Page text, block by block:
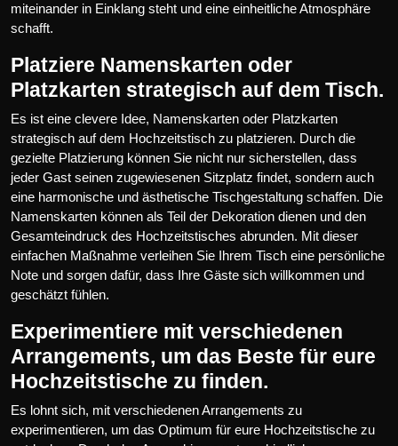
miteinander in Einklang steht und eine einheitliche Atmosphäre
schafft.
Platziere Namenskarten oder
Platzkarten strategisch auf dem Tisch.
Es ist eine clevere Idee, Namenskarten oder Platzkarten
strategisch auf dem Hochzeitstisch zu platzieren. Durch die
gezielte Platzierung können Sie nicht nur sicherstellen, dass
jeder Gast seinen zugewiesenen Sitzplatz findet, sondern auch
eine harmonische und ästhetische Tischgestaltung schaffen. Die
Namenskarten können als Teil der Dekoration dienen und den
Gesamteindruck des Hochzeitstisches abrunden. Mit dieser
einfachen Maßnahme verleihen Sie Ihrem Tisch eine persönliche
Note und sorgen dafür, dass Ihre Gäste sich willkommen und
geschätzt fühlen.
Experimentiere mit verschiedenen
Arrangements, um das Beste für eure
Hochzeitstische zu finden.
Es lohnt sich, mit verschiedenen Arrangements zu
experimentieren, um das Optimum für eure Hochzeitstische zu